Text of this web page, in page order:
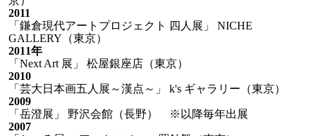
2011
「鎌倉現代アートプロジェクト 四人展」 NICHE
GALLERY（東京）
2011年
「Next Art 展」 松屋銀座店（東京）
2010
「芸大日本画五人展～漢点～」 k's ギャラリー（東京）
2009
「岳澄展」 野沢会館（長野） ※以降毎年出展
2007